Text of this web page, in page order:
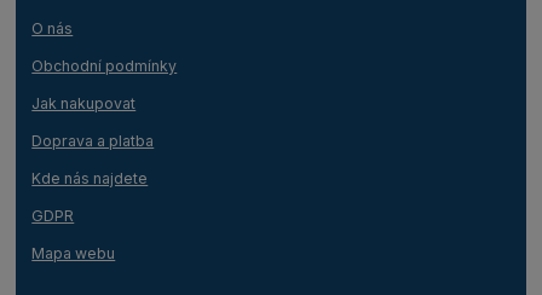
O nás
Obchodní podmínky
Jak nakupovat
Doprava a platba
Kde nás najdete
GDPR
Mapa webu